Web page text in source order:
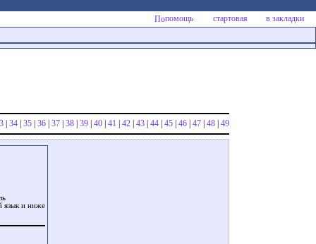
помощь стартовая
в закладки
| 34 | 35 | 36 | 37 | 38 | 39 | 40 | 41 | 42 | 43 | 44 | 45 | 46 | 47 | 48 | 49
язык и ниже